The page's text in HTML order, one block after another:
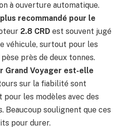
à ouverture automatique.
recommandé pour le
2.8 CRD est souvent jugé
véhicule, surtout pour les
près de deux tonnes.
Grand Voyager est-elle
sur la fiabilité sont
les modèles avec des
Beaucoup soulignent que ces
pour durer.